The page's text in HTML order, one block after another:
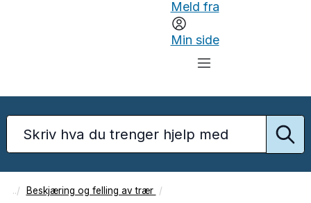
Meld fra
Min side
Beskjæring og felling av trær